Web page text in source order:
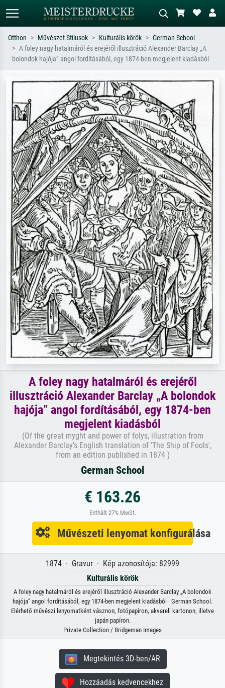
Alap keresés MI-képkereső
szerint – pl. Monet, Csillagos éj,
impresszionizmus, Hokusai-hullám,
akt.
piros absztrakt, sötét olajkép, álló akt
egy fa mellett.
Otthon Művészet Stílusok Kulturális körök
German School
A foley nagy hatalmáról és erejéről illusztráció Alexander Barclay „A
bolondok hajója” angol fordításából, egy 1874-ben megjelent kiadásból
A foley nagy hatalmáról és erejéről
illusztráció Alexander Barclay „A bolondok
hajója” angol fordításából, egy 1874-ben
megjelent kiadásból
(Of the great myght and power of folys, illustration from
Alexander Barclay's English translation of 'The Ship of Fools',
from an edition published in 1874 )
German School
€ 163.26
Enthält 27% MwSt.
Művészeti lenyomat konfigurálása
1874 · Gravur · Kép azonosítója: 82999
Kulturális körök
A foley nagy hatalmáról és erejéről illusztráció Alexander Barclay „A bolondok
hajója” angol fordításából, egy 1874-ben megjelent kiadásból · German School.
Elérhető művészi lenyomatként vásznon, fotópapíron, akvarell kartonon, illetve
japán papíron.
Private Collection / Bridgeman Images
Megtekintés 3D-ben/AR
Hozzáadás kedvencekhez